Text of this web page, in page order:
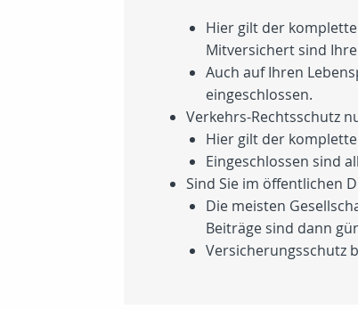
Hier gilt der
Mitversichert sind
Auch auf Ihren
eingeschlossen.
Verkehrs-Rechtsschutz
Hier gilt der
Eingeschlossen sind
Sind Sie im öffentlichen
Die meisten
Beiträge sind dann
Versicherungsschutz